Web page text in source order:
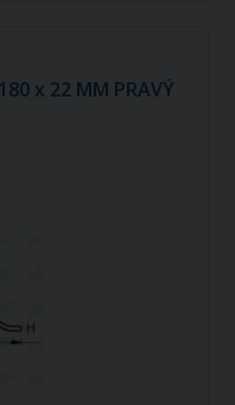
x 22 MM PRAVÝ